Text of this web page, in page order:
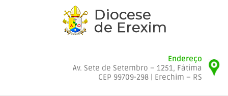
Endereço
Av. Sete de Setembro – 1251, Fátima
CEP 99709-298 | Erechim – RS